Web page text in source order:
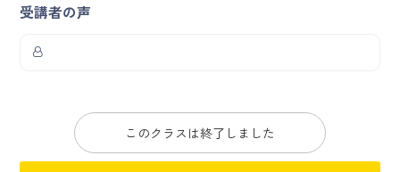
受講者の声
このクラスは終了しました